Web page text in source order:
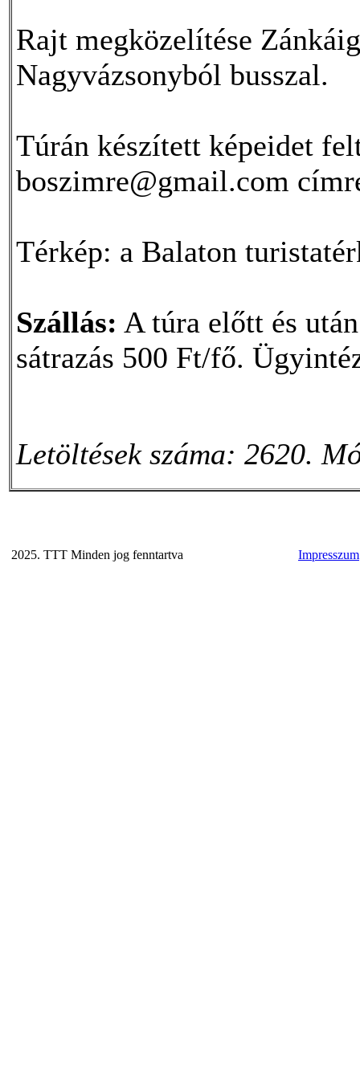
Rajt megközelítése
Nagyvázsonyból busszal.
Túrán készített képeidet
boszimre@gmail.com
Térkép: a Balaton
Szállás: A túra előtt és
sátrazás 500 Ft/fő.
Letöltések száma: 2620.
2025. TTT Minden jog fenntartva Impresszum